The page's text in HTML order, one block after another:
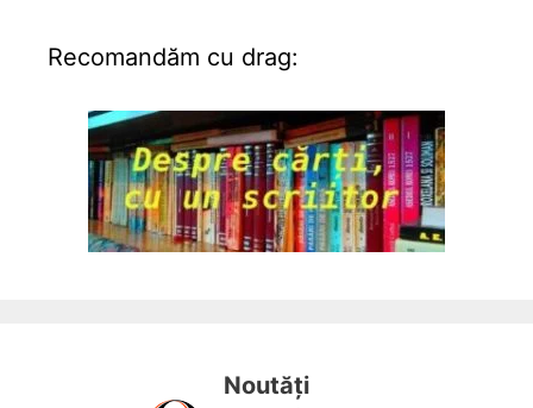
Recomandăm cu drag:
Noutăți